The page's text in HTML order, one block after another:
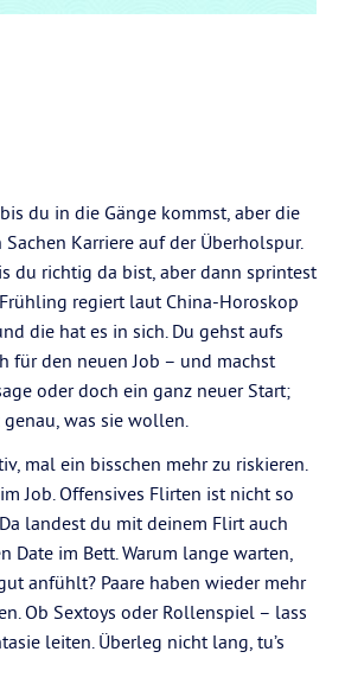
du in die Gänge kommst, aber die
Karriere auf der Überholspur.
du richtig da bist, aber dann sprintest
regiert laut China-Horoskop
die hat es in sich. Du gehst aufs
für den neuen Job – und machst
oder doch ein ganz neuer Start;
was sie wollen.
mal ein bisschen mehr zu riskieren.
Job. Offensives Flirten ist nicht so
landest du mit deinem Flirt auch
Date im Bett. Warum lange warten,
anfühlt? Paare haben wieder mehr
Ob Sextoys oder Rollenspiel – lass
leiten. Überleg nicht lang, tu’s